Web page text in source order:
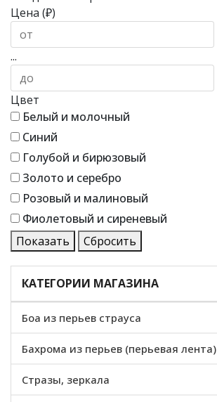
Цена (₽)
...
Цвет
Белый и молочный
Синий
Голубой и бирюзовый
Золото и серебро
Розовый и малиновый
Фиолетовый и сиреневый
Показать
Сбросить
КАТЕГОРИИ МАГАЗИНА
Боа из перьев страуса
Бахрома из перьев (перьевая лента)
Стразы, зеркала